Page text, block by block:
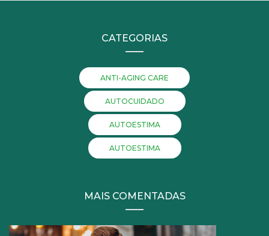
CATEGORIAS
ANTI-AGING CARE
AUTOCUIDADO
AUTOESTIMA
AUTOESTIMA
MAIS COMENTADAS